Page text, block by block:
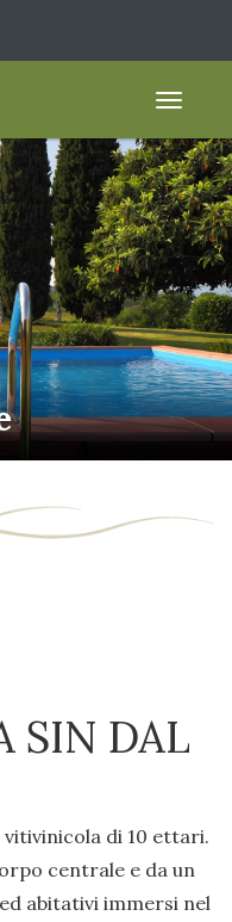
SIN DAL
di 10 ettari.
centrale e da un
abitativi immersi nel